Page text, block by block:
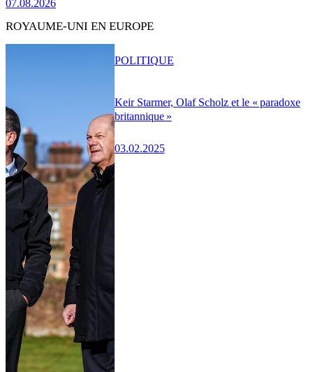
07.08.2026
ROYAUME-UNI EN EUROPE
Keir Starmer, Olaf Scholz et le « paradoxe
britannique »
03.02.2025
POLITIQUE